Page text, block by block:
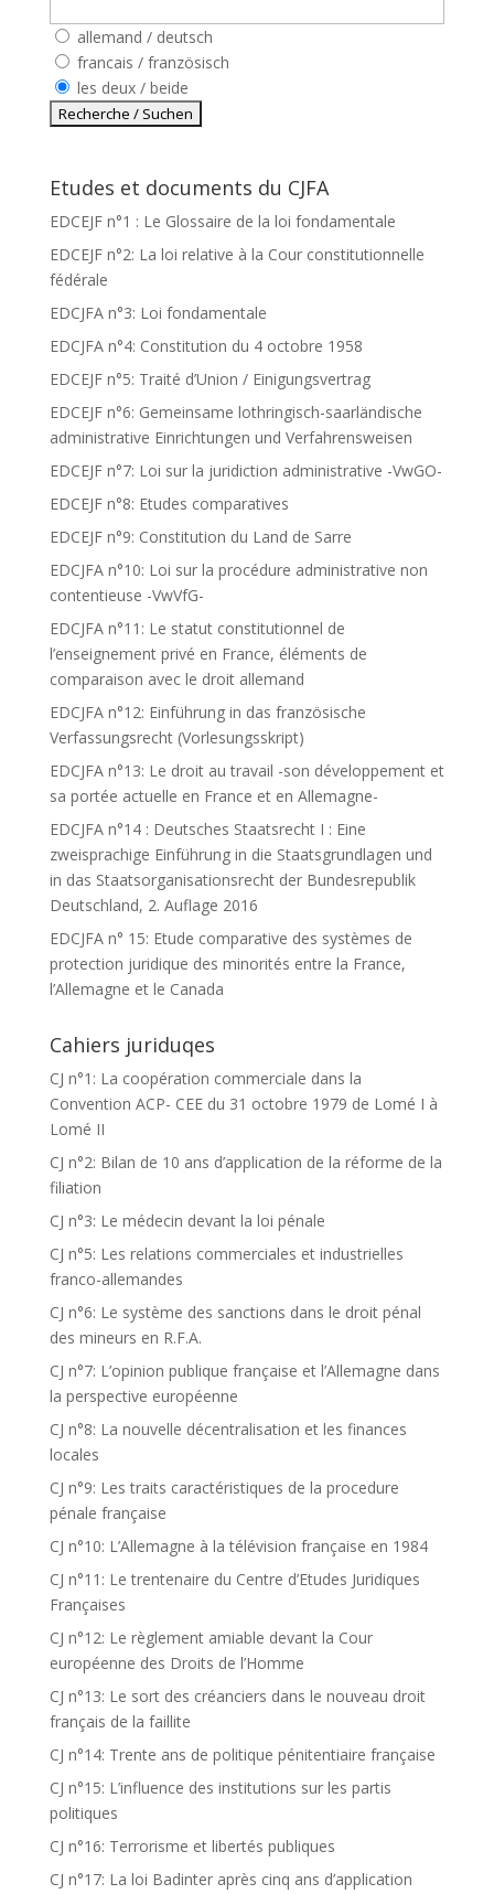
allemand / deutsch
francais / französisch
les deux / beide
Etudes et documents du CJFA
EDCEJF n°1 : Le Glossaire de la loi fondamentale
EDCEJF n°2: La loi relative à la Cour constitutionnelle
fédérale
EDCJFA n°3: Loi fondamentale
EDCJFA n°4: Constitution du 4 octobre 1958
EDCEJF n°5: Traité d’Union / Einigungsvertrag
EDCEJF n°6: Gemeinsame lothringisch-saarländische
administrative Einrichtungen und Verfahrensweisen
EDCEJF n°7: Loi sur la juridiction administrative -VwGO-
EDCEJF n°8: Etudes comparatives
EDCEJF n°9: Constitution du Land de Sarre
EDCJFA n°10: Loi sur la procédure administrative non
contentieuse -VwVfG-
EDCJFA n°11: Le statut constitutionnel de
l’enseignement privé en France, éléments de
comparaison avec le droit allemand
EDCJFA n°12: Einführung in das französische
Verfassungsrecht (Vorlesungsskript)
EDCJFA n°13: Le droit au travail -son développement et
sa portée actuelle en France et en Allemagne-
EDCJFA n°14 : Deutsches Staatsrecht I : Eine
zweisprachige Einführung in die Staatsgrundlagen und
in das Staatsorganisationsrecht der Bundesrepublik
Deutschland, 2. Auflage 2016
EDCJFA n° 15: Etude comparative des systèmes de
protection juridique des minorités entre la France,
l’Allemagne et le Canada
Cahiers juriduqes
CJ n°1: La coopération commerciale dans la
Convention ACP- CEE du 31 octobre 1979 de Lomé I à
Lomé II
CJ n°2: Bilan de 10 ans d’application de la réforme de la
filiation
CJ n°3: Le médecin devant la loi pénale
CJ n°5: Les relations commerciales et industrielles
franco-allemandes
CJ n°6: Le système des sanctions dans le droit pénal
des mineurs en R.F.A.
CJ n°7: L’opinion publique française et l’Allemagne dans
la perspective européenne
CJ n°8: La nouvelle décentralisation et les finances
locales
CJ n°9: Les traits caractéristiques de la procedure
pénale française
CJ n°10: L’Allemagne à la télévision française en 1984
CJ n°11: Le trentenaire du Centre d’Etudes Juridiques
Françaises
CJ n°12: Le règlement amiable devant la Cour
européenne des Droits de l’Homme
CJ n°13: Le sort des créanciers dans le nouveau droit
français de la faillite
CJ n°14: Trente ans de politique pénitentiaire française
CJ n°15: L’influence des institutions sur les partis
politiques
CJ n°16: Terrorisme et libertés publiques
CJ n°17: La loi Badinter après cinq ans d’application